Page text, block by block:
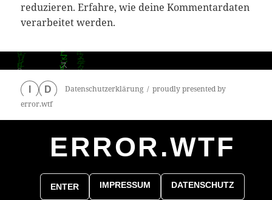
reduzieren.Erfahre, wie deine Kommentardaten
verarbeitet werden.
D Datenschutzerklärung
proudly presented by
error.wtf
ERROR.WTF
ENTER IMPRESSUM DATENSCHUTZ